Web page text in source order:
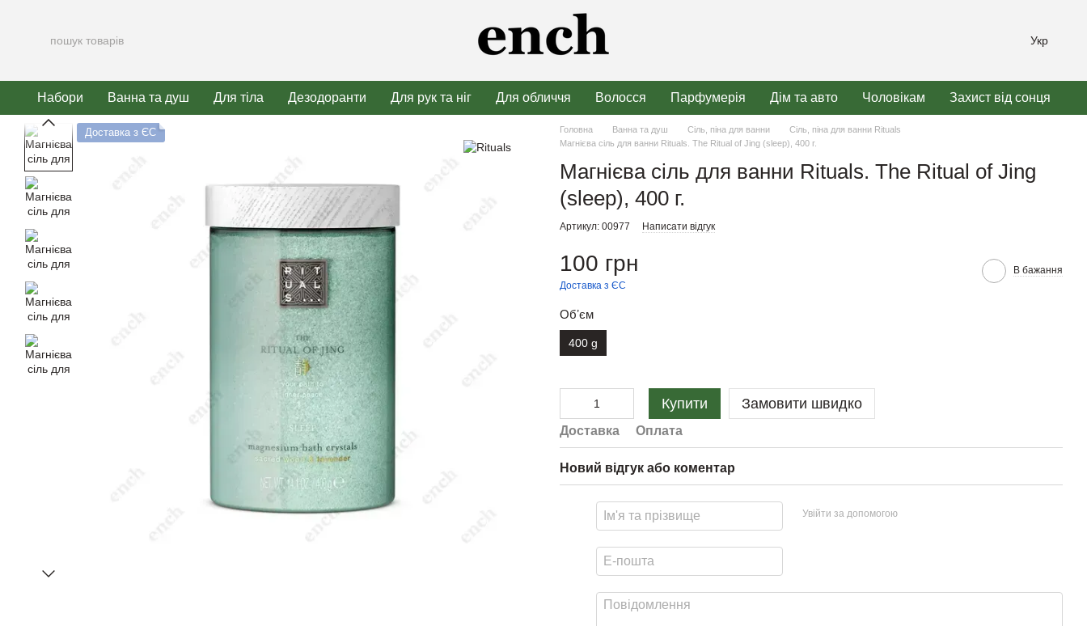
Укр
Набори Ванна та душ Для тіла Дезодоранти Для рук та ніг Для обличчя Волосся Парфумерія Дім та авто Чоловікам Захист від сонця
Доставка з ЄС Головна Ванна та душ Сіль, піна для ванни
Сіль, піна для ванни Rituals
Магнієва сіль для ванни Rituals. The Ritual of Jing (sleep), 400 г.
Магнієва сіль для ванни Rituals. The Ritual of Jing
(sleep), 400 г.
Артикул: 00977 Написати відгук
100 грн
Доставка з ЄС
В бажання
Обʼєм
400 g
Купити Замовити швидко
Доставка Оплата
Новий відгук або коментар
Увійти за допомогою